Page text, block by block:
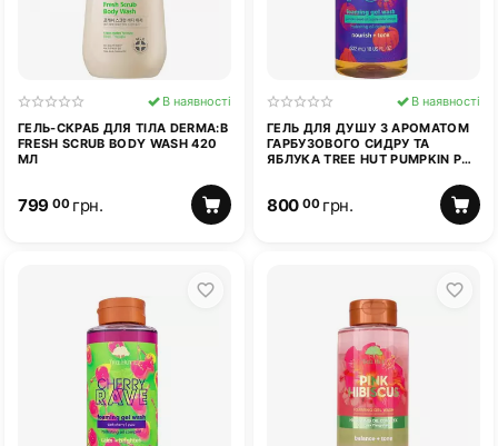
ГЕЛЬ-СКРАБ ДЛЯ ТІЛА DERMA:B
FRESH SCRUB BODY WASH 420
МЛ
В наявності
799 00 грн.
ГЕЛЬ ДЛЯ ДУШУ З АРОМАТОМ
ГАРБУЗОВОГО СИДРУ ТА
ЯБЛУКА TREE HUT PUMPKIN POP
В наявності
800 00 грн.